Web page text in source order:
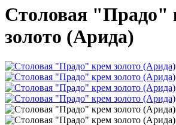
Столовая "Прадо"
золото (Арида)